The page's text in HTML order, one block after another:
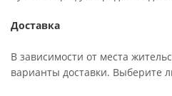
Доставка
В зависимости от места
варианты доставки. Выберите